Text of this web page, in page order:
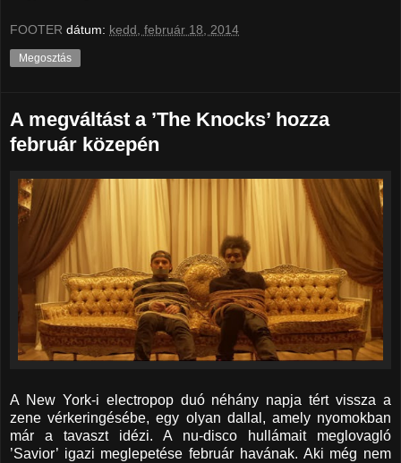
FOOTER dátum: kedd, február 18, 2014
Megosztás
A megváltást a ’The Knocks’ hozza
február közepén
A New York-i electropop duó néhány napja tért vissza a
zene vérkeringésébe, egy olyan dallal, amely nyomokban
már a tavaszt idézi. A nu-disco hullámait meglovagló
’Savior’ igazi meglepetése február havának. Aki még nem